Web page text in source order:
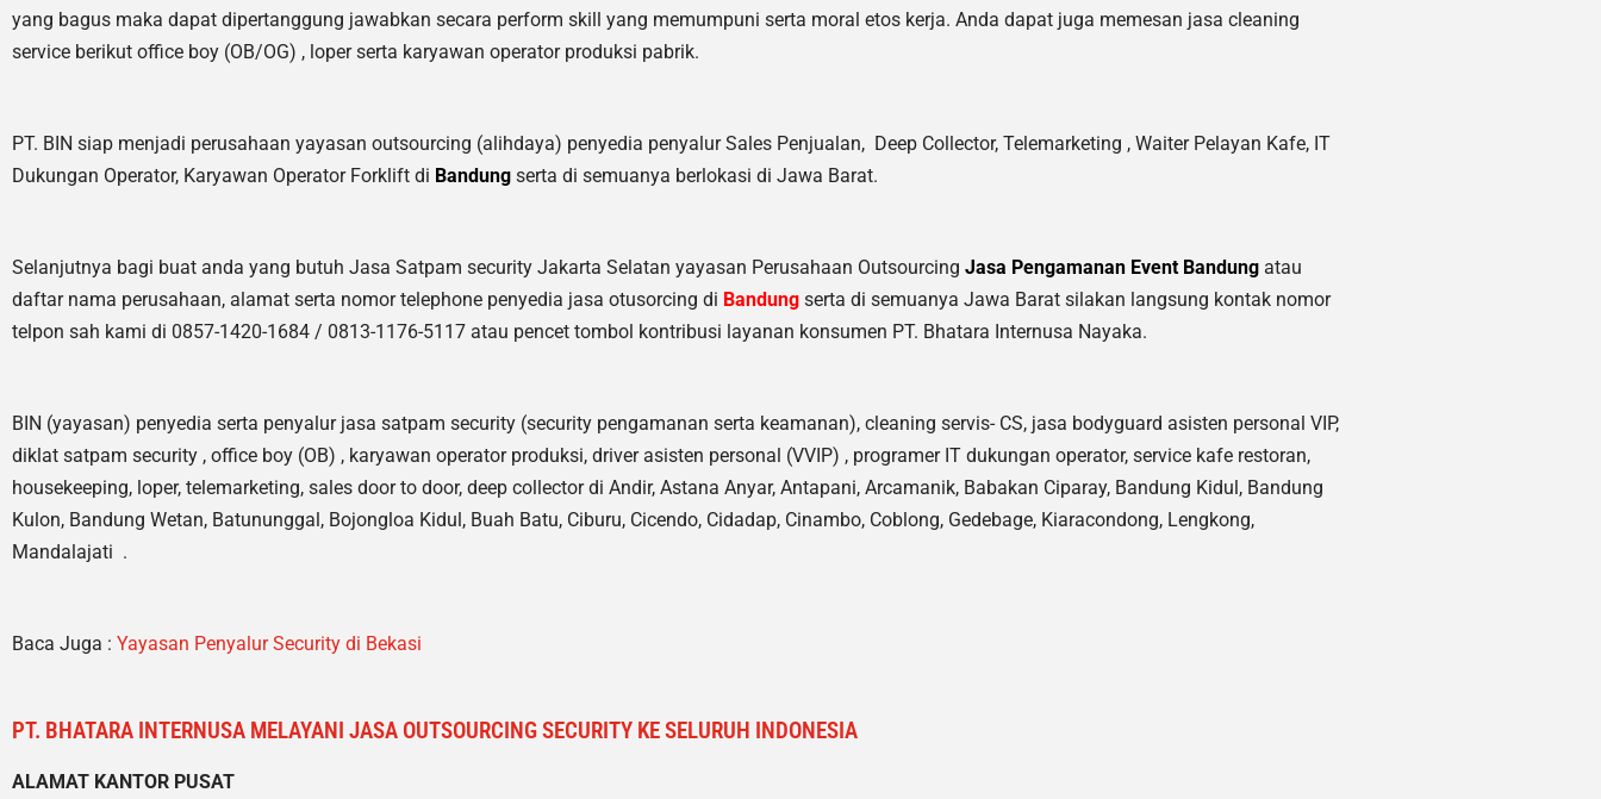
yang bagus maka dapat dipertanggung jawabkan secara perform skill yang memumpuni serta moral etos kerja. Anda dapat juga memesan jasa cleaning
service berikut office boy (OB/OG) , loper serta karyawan operator produksi pabrik.
PT. BIN siap menjadi perusahaan yayasan outsourcing (alihdaya) penyedia penyalur Sales Penjualan, Deep Collector, Telemarketing , Waiter Pelayan Kafe, IT
Dukungan Operator, Karyawan Operator Forklift di Bandung serta di semuanya berlokasi di Jawa Barat.
Selanjutnya bagi buat anda yang butuh Jasa Satpam security Jakarta Selatan yayasan Perusahaan Outsourcing Jasa Pengamanan Event Bandung atau
daftar nama perusahaan, alamat serta nomor telephone penyedia jasa otusorcing di Bandung serta di semuanya Jawa Barat silakan langsung kontak nomor
telpon sah kami di 0857-1420-1684 / 0813-1176-5117 atau pencet tombol kontribusi layanan konsumen PT. Bhatara Internusa Nayaka.
BIN (yayasan) penyedia serta penyalur jasa satpam security (security pengamanan serta keamanan), cleaning servis- CS, jasa bodyguard asisten personal VIP,
diklat satpam security , office boy (OB) , karyawan operator produksi, driver asisten personal (VVIP) , programer IT dukungan operator, service kafe restoran,
housekeeping, loper, telemarketing, sales door to door, deep collector di Andir, Astana Anyar, Antapani, Arcamanik, Babakan Ciparay, Bandung Kidul, Bandung
Kulon, Bandung Wetan, Batununggal, Bojongloa Kidul, Buah Batu, Ciburu, Cicendo, Cidadap, Cinambo, Coblong, Gedebage, Kiaracondong, Lengkong,
Mandalajati .
Baca Juga : Yayasan Penyalur Security di Bekasi
PT. BHATARA INTERNUSA MELAYANI JASA OUTSOURCING SECURITY KE SELURUH INDONESIA
ALAMAT KANTOR PUSAT